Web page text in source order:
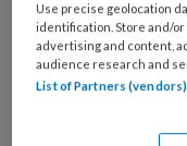
Bladnaam:
Tijdschrift voor
nummer 3
Use precise geolocation
identification. Store and/
advertising and content,
audience research and
List of Partners (vendors)